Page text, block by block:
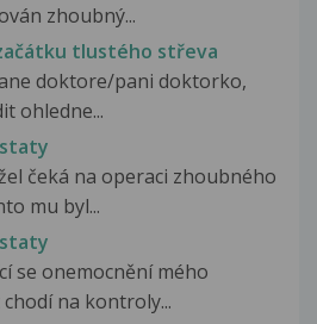
zhoubný...
tlustého střeva
doktore/pani doktorko,
ohledne...
čeká na operaci zhoubného
mu byl...
se onemocnění mého
na kontroly...